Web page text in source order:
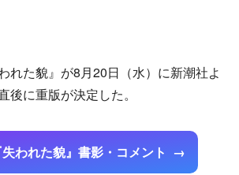
れた貌』が8月20日（水）に新潮社よ
後に重版が決定した。
失われた貌』書影・コメント